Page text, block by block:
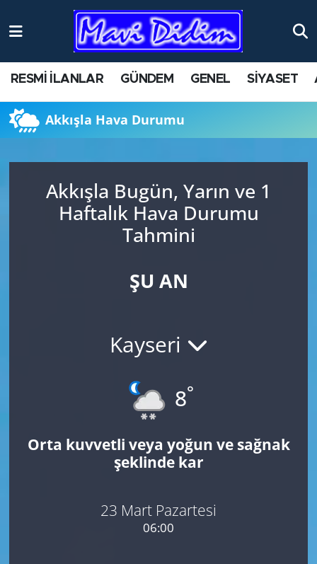
RESMİ İLANLAR GÜNDEM GENEL SİYASET
Akkışla Hava Durumu
Akkışla Bugün, Yarın ve 1
Haftalık Hava Durumu
Tahmini
ŞU AN
Kayseri
8°
Orta kuvvetli veya yoğun ve sağnak
şeklinde kar
23 Mart Pazartesi
06:00
ANTİK YERLER
AYDIN
BİLİM VE TEKNOLOJİ
ÇEVRE
HABERDE İNSAN
MAGAZİN
Nöbetçi Eczaneler
Namaz Vakitleri
Trafik Durumu
Süper Lig Puan Durumu ve Fikstür
Tüm Manşetler